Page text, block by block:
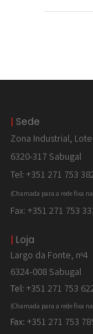
| Sede
Zona Industrial,
6320-317 Sabugal
Tel: +351 271 753
(Chamada para a rede fixa
Fax: +351 271 753
| Loja
Largo da Fonte, nº4
6324-008 Sabugal
Tel: +351 271 753
(Chamada para a rede fixa
Fax: +351 271 753